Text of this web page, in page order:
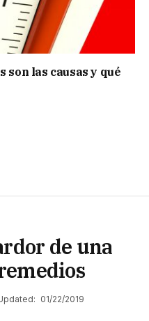
las causas y qué
de una
01/22/2019